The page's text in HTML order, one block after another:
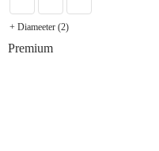
+ Diameeter (2)
Premium